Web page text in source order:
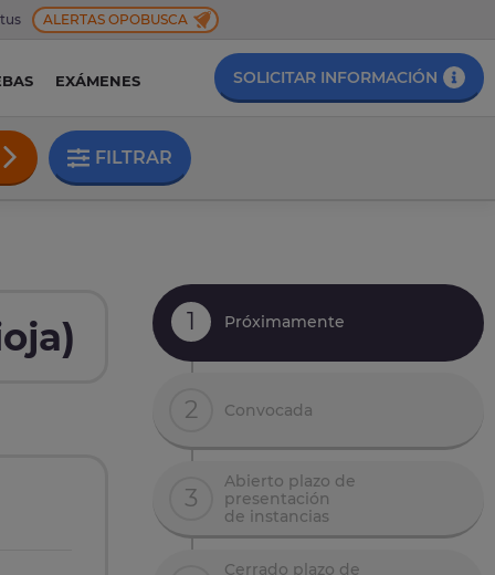
ALERTAS OPOBUSCA
EXÁMENES SOLICITAR INFORMACIÓN
FILTRAR
1 Próximamente
2 Convocada
3
Abierto plazo de
presentación
de instancias
Cerrado plazo de